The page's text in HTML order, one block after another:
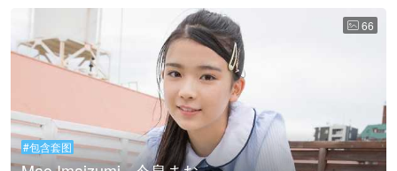
 66
#包含套图